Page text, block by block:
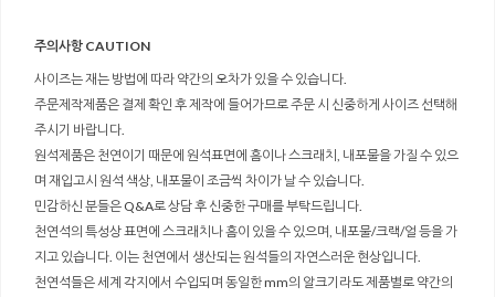
주의사항 CAUTION
사이즈는 재는 방법에 따라 약간의 오차가 있을 수 있습니다.
주문제작제품은 결제 확인 후 제작에 들어가므로 주문 시 신중하게 사이즈 선택해
주시기 바랍니다.
원석제품은 천연이기 때문에 원석표면에 흠이나 스크래치, 내포물을 가질 수 있으
며 재입고시 원석 색상, 내포물이 조금씩 차이가 날 수 있습니다.
민감하신 분들은 Q&A로 상담 후 신중한 구매를 부탁드립니다.
천연석의 특성상 표면에 스크래치나 흠이 있을 수 있으며, 내포물/크랙/얼 등을 가
지고 있습니다. 이는 천연에서 생산되는 원석들의 자연스러운 현상입니다.
천연석들은 세계 각지에서 수입되며 동일한 mm의 알크기라도 제품별로 약간의